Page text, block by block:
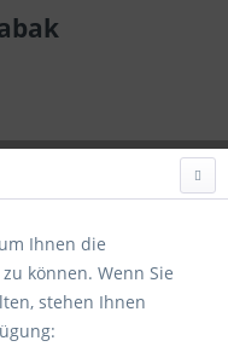
Ihnen die
können. Wenn Sie
stehen Ihnen